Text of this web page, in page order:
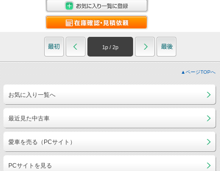
1p / 2p
▲ページTOPへ
お気に入り一覧へ
最近見た中古車
愛車を売る（PCサイト）
PCサイトを見る